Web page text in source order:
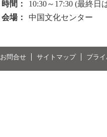
時間：
10:30～17:30 (最終日
会場：
中国文化センター
お問合せ サイトマップ プラ